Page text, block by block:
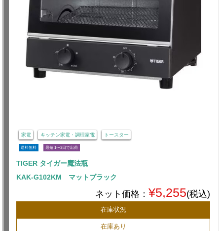
家電 キッチン家電・調理家電 トースター
送料無料 最短 1〜3日で出荷
TIGER タイガー魔法瓶
KAK-G102KM マットブラック
ネット価格： ¥5,255(税込)
在庫状況
在庫あり